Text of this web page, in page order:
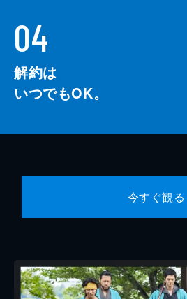
04
解約は
いつでもOK。
今すぐ観る